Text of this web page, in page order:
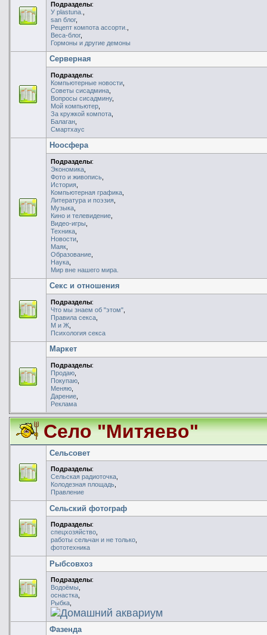
Подразделы:
У plastuna.
san блог,
Рецепт компота ассорти.
Веса-блог,
Гормоны и другие демоны
Серверная
Подразделы:
Компьютерные новости
Советы сисадмина
Вопросы сисадмину,
Мой компьютер
За кружкой компота
Балаган
Смартхаус
Ноосфера
Подразделы:
Экономика
Фото и живопись
История
Компьютерная графика
Литература и поэзия
Музыка
Кино и телевидение
Видео-игры
Техника
Новости
Маяк
Образование
Наука
Мир вне нашего мира.
Секс и отношения
Подразделы:
Что мы знаем об "этом"
Правила секса
М и Ж
Психология секса
Маркет
Подразделы:
Продаю
Покупаю
Меняю
Дарение
Реклама
Село "Митяево"
Сельсовет
Подразделы:
Сельская радиоточка,
Колодезная площадь,
Правление
Сельский фотограф
Подразделы:
спецхозяйство,
работы сельчан и не только,
фототехника
Рыбсовхоз
Подразделы:
Водоёмы,
оснастка,
Рыбка,
Домашний аквариум
Фазенда